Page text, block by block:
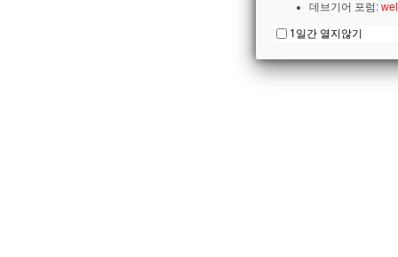
데브기어 포럼:
1일간 열지않기